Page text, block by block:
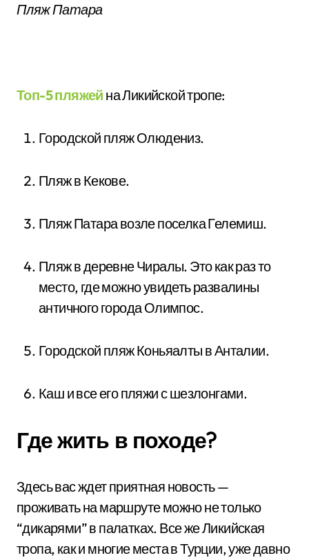
Пляж Патара
Топ-5 пляжей на Ликийской тропе:
Городской пляж Олюдениз.
Пляж в Кекове.
Пляж Патара возле поселка Гелемиш.
Пляж в деревне Чиралы. Это как раз то
место, где можно увидеть развалины
античного города Олимпос.
Городской пляж Коньяалты в Анталии.
Каш и все его пляжи с шезлонгами.
Где жить в походе?
Здесь вас ждет приятная новость —
проживать на маршруте можно не только
“дикарями” в палатках. Все же Ликийская
тропа, как и многие места в Турции, уже давно